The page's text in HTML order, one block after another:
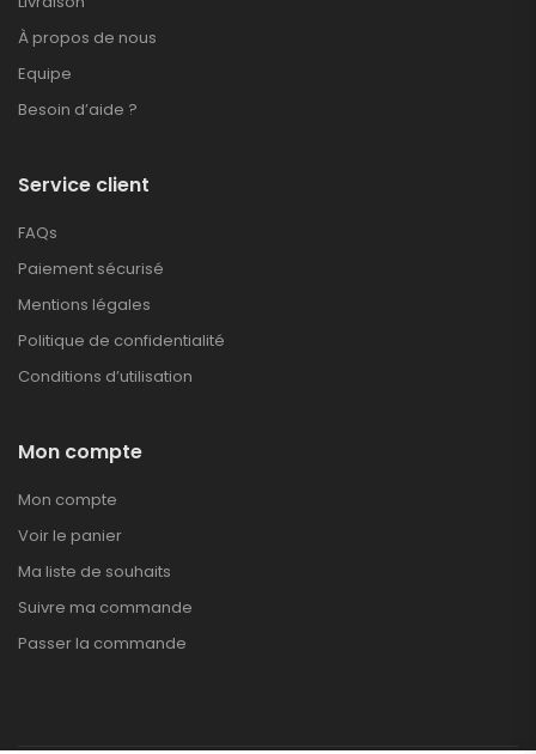
À propos de nous
Equipe
Besoin d’aide ?
Service client
FAQs
Paiement sécurisé
Mentions légales
Politique de confidentialité
Conditions d’utilisation
Mon compte
Mon compte
Voir le panier
Ma liste de souhaits
Suivre ma commande
Passer la commande